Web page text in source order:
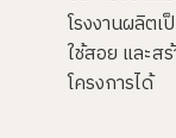
โรงงานผลิต
ใช้สอย และส
โครงการได้